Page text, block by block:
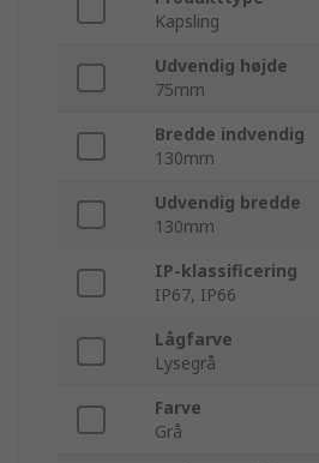
Kapsling
Udvendig højde
75mm
Bredde indvendig
130mm
Udvendig bredde
130mm
IP-klassificering
IP67, IP66
Lågfarve
Lysegrå
Farve
Grå